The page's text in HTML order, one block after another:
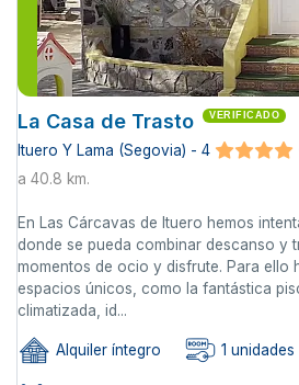
La Casa de Trasto VERIFICADO
Ituero Y Lama (Segovia) - 4
a 40.8 km.
En Las Cárcavas de Ituero hemos
donde se pueda combinar descanso y
momentos de ocio y disfrute. Para ello
espacios únicos, como la fantástica
climatizada, id...
Alquiler íntegro 1 unidades